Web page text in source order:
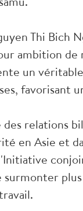
Thi Bich
ambition
un
favorisant
relations
en Asie et
surmonter